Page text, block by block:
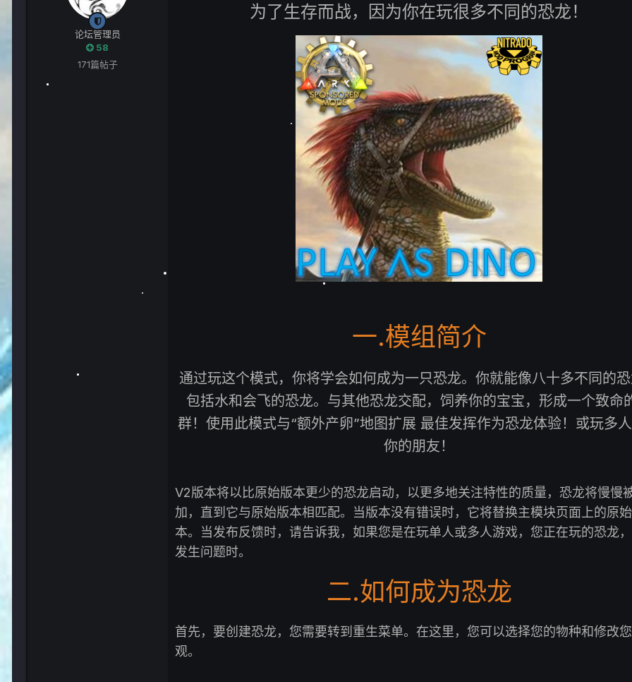
论坛管理员
58
171篇帖子
为了生存而战，因为你在玩很多不同的恐龙！
一.模组简介
通过玩这个模式，你将学会如何成为一只恐龙。你就能像八十多不同的
包括水和会飞的恐龙。与其他恐龙交配，饲养你的宝宝，形成一个致命
群！使用此模式与“额外产卵”地图扩展 最佳发挥作为恐龙体验！或玩多
你的朋友！
V2版本将以比原始版本更少的恐龙启动，以更多地关注特性的质量，恐龙将慢慢
加，直到它与原始版本相匹配。当版本没有错误时，它将替换主模块页面上的原
本。当发布反馈时，请告诉我，如果您是在玩单人或多人游戏，您正在玩的恐龙
发生问题时。
二.如何成为恐龙
首先，要创建恐龙，您需要转到重生菜单。在这里，您可以选择您的物种和修改
观。